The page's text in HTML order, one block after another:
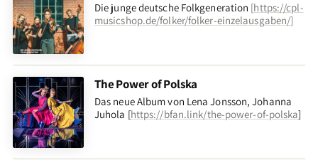
Die junge deutsche Folkgeneration [https://cpl-
musicshop.de/folker/folker-einzelausgaben/]
The Power of Polska
Das neue Album von Lena Jonsson, Johanna
Juhola [https://bfan.link/the-power-of-polska]